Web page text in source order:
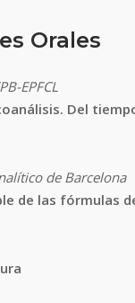
Orales
EPFCL
Del
de Barcelona
de las fórmulas